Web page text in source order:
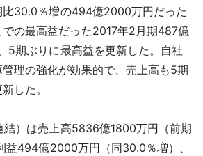
よくあるご質問
比30.0％増の494億2000万円だった
での最高益だった2017年2月期487億
5期ぶりに最高益を更新した。自社
理の強化が効果的で、売上高も5期
した。
）は売上高5836億1800万円（前期
益494億2000万円（同30.0％増）、